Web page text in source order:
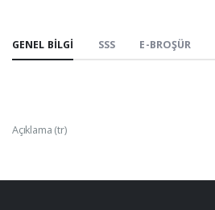
GENEL BILGI SSS E-BROŞÜR
Açıklama (tr)